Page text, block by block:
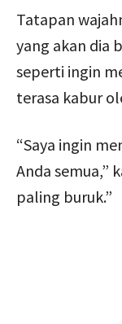
Tatapan
yang akan dia
seperti ingin
terasa kabur
“Saya ingin
Anda semua,”
paling buruk.”